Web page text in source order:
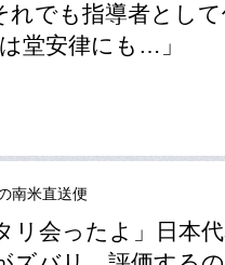
でも指導者として
堂安律にも…」
南米直送便
リ会ったよ」日本